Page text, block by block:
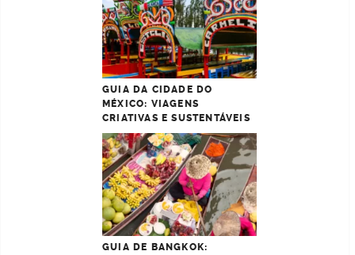
GUIA DA CIDADE DO
MÉXICO: VIAGENS
CRIATIVAS E SUSTENTÁVEIS
GUIA DE BANGKOK: